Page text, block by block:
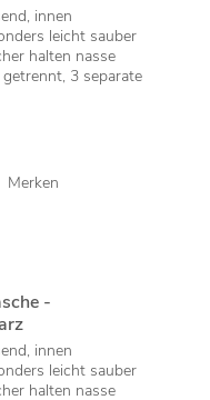
innen
leicht sauber
halten nasse
3 separate
Merken
-
innen
leicht sauber
halten nasse